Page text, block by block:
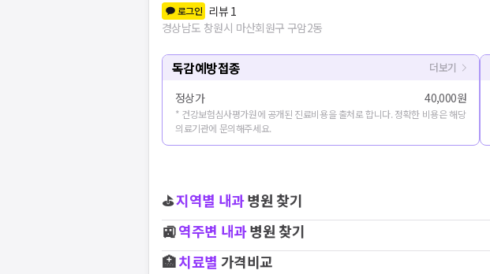
로그인 리뷰 1
경상남도 창원시 마산회원구 구암2동
독감예방접종 더보기
정상가 40,000원
* 건강보험심사평가원에 공개된 진료비용을 출처로 합니다. 정확한 비용은 해당
의료기관에 문의해주세요.
⛳지역별 내과병원 찾기
🚉역주변 내과병원 찾기
🏥치료별 가격비교